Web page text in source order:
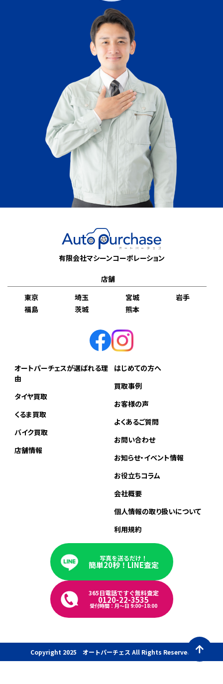
有限会社マシーンコーポレーション
店舗
東京
埼玉 宮城
岩手
福島
茨城 熊本
オートパーチェスが選ばれる理
由
タイヤ買取
くるま買取
バイク買取
店舗情報
はじめての方へ
買取事例
お客様の声
よくあるご質問
お問い合わせ
お知らせ・イベント情報
お役立ちコラム
会社概要
個人情報の取り扱いについて
利用規約
写真を送るだけ！
簡単20秒！LINE査定
365日電話ですぐ無料査定
0120-22-3535
受付時間：月〜日 9:00~18:00
Copyright 2025 オートパーチェス All Rights Reserved.